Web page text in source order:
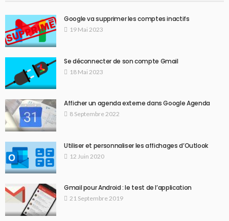
Google va supprimer les comptes inactifs
19 Mai 2023
Se déconnecter de son compte Gmail
18 Mai 2023
Afficher un agenda externe dans Google Agenda
8 Septembre 2022
Utiliser et personnaliser les affichages d’Outlook
12 Juin 2020
Gmail pour Android : le test de l’application
21 Septembre 2019